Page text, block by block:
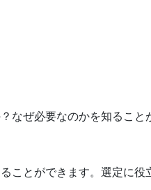
なぜ必要なのかを知ること
ことができます。選定に役